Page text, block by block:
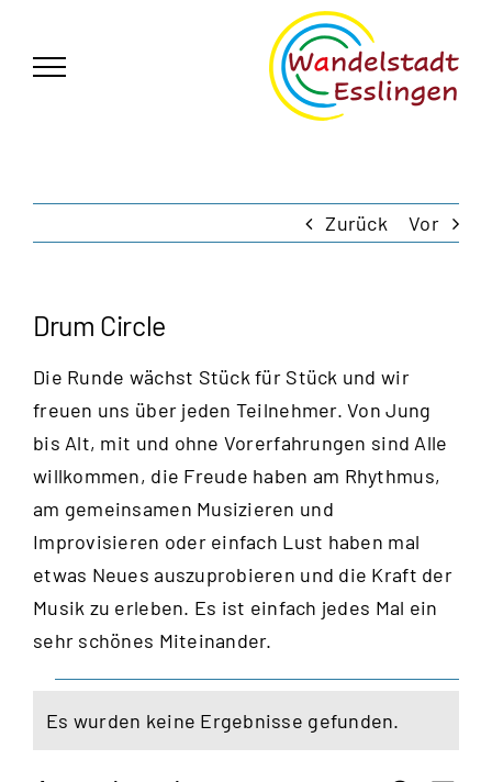
springen
Zurück Vor
Drum Circle
Die Runde wächst Stück für Stück und wir
freuen uns über jeden Teilnehmer. Von Jung
bis Alt, mit und ohne Vorerfahrungen sind Alle
willkommen, die Freude haben am Rhythmus,
am gemeinsamen Musizieren und
Improvisieren oder einfach Lust haben mal
etwas Neues auszuprobieren und die Kraft der
Musik zu erleben. Es ist einfach jedes Mal ein
sehr schönes Miteinander.
Veranstaltungen
Hinweis
Es wurden keine Ergebnisse gefunden.